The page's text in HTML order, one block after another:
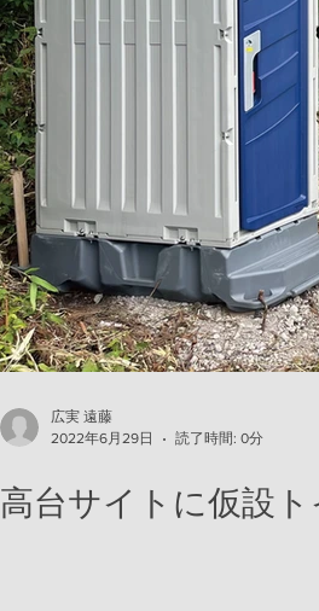
高台サイトに仮設ト
た。
広実 遠藤
高台サイトに仮設ト
広実 遠藤
2022年6月29日
読了時間: 0分